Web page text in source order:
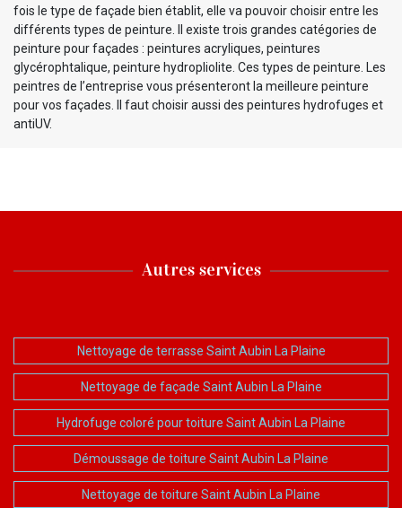
fois le type de façade bien établit, elle va pouvoir choisir entre les
différents types de peinture. Il existe trois grandes catégories de
peinture pour façades : peintures acryliques, peintures
glycérophtalique, peinture hydropliolite. Ces types de peinture. Les
peintres de l’entreprise vous présenteront la meilleure peinture
pour vos façades. Il faut choisir aussi des peintures hydrofuges et
antiUV.
Autres services
Nettoyage de terrasse Saint Aubin La Plaine
Nettoyage de façade Saint Aubin La Plaine
Hydrofuge coloré pour toiture Saint Aubin La Plaine
Démoussage de toiture Saint Aubin La Plaine
Nettoyage de toiture Saint Aubin La Plaine